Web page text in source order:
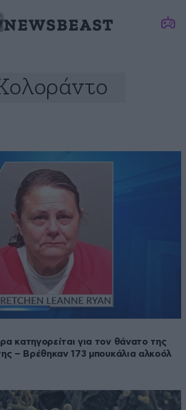
κατηγορείται για τον θάνατο της
– Βρέθηκαν 173 μπουκάλια αλκοόλ